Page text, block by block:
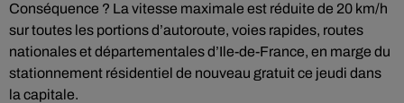
Conséquence ? La vitesse maximale est réduite de 20 km/h
sur toutes les portions d’autoroute, voies rapides, routes
nationales et départementales d’Ile-de-France, en marge du
stationnement résidentiel de nouveau gratuit ce jeudi dans
la capitale.